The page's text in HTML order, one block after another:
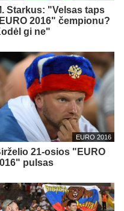
Starkus: "Velsas taps
2016" čempionu?
gi ne"
EURO 2016
21-osios "EURO
pulsas